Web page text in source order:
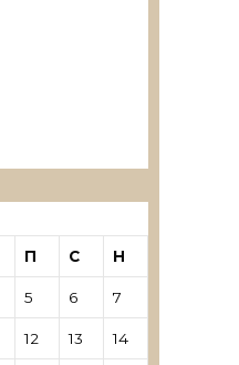
П С Н
5 6 7
12 13 14